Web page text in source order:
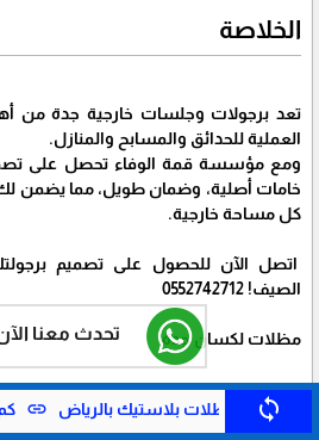
تحدث معنا
syncبالرياض link كم سعر متر مظلة
الخلاصة
تعد برجولات وجلسات خارجية جدة من
العملية للحدائق والمسابح والمنازل.
ومع مؤسسة قمة الوفاء تحصل على
خامات أصلية، وضمان طويل، مما يضمن لك
كل مساحة خارجية.
اتصل الآن للحصول على تصميم
الصيف! 0552742712
مظلات لكسان جدة
برجولات وجلسات خارجية جدة